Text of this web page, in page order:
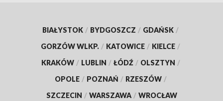
BIAŁYSTOK / BYDGOSZCZ / GDAŃSK /
GORZÓW WLKP. / KATOWICE / KIELCE /
KRAKÓW / LUBLIN / ŁÓDŹ / OLSZTYN /
OPOLE / POZNAŃ / RZESZÓW /
SZCZECIN / WARSZAWA / WROCŁAW